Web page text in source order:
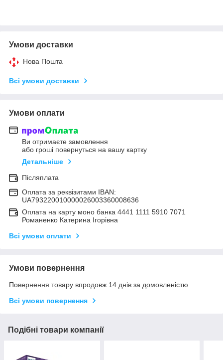
Умови доставки
Нова Пошта
Всі умови доставки
Умови оплати
Ви отримаєте замовлення
або гроші повернуться на вашу картку
Детальніше
Післяплата
Оплата за реквізитами IBAN:
UA793220010000026003360008636
Оплата на карту моно банка 4441 1111 5910 7071
Романенко Катерина Ігорівна
Всі умови оплати
Умови повернення
Повернення товару впродовж 14 днів за домовленістю
Всі умови повернення
Подібні товари компанії